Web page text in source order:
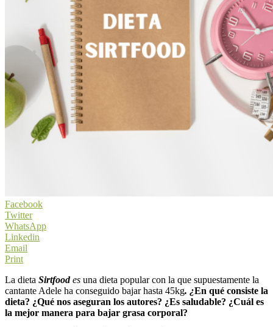
Facebook
Twitter
WhatsApp
Linkedin
Email
Print
La dieta Sirtfoodes una dieta popular con la que supuestamente la
cantante Adele ha conseguido bajar hasta 45kg. ¿En qué consiste la
dieta? ¿Qué nos aseguran los autores? ¿Es saludable? ¿Cuál es
la mejor manera para bajar grasa corporal?